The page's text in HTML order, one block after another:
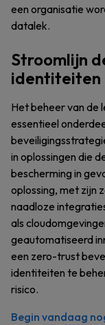
een organisatie
datalek.
Stroomlijn
identiteiten
Het beheer van de
essentieel
in oplossingen die
bescherming in
oplossing, met zijn
naadloze
als
geautomatiseerd
een zero-trust
identiteiten te
risico.
Begin vandaag